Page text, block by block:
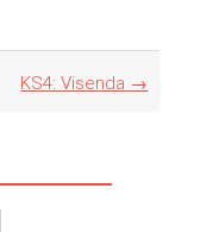
KS4: Visenda →